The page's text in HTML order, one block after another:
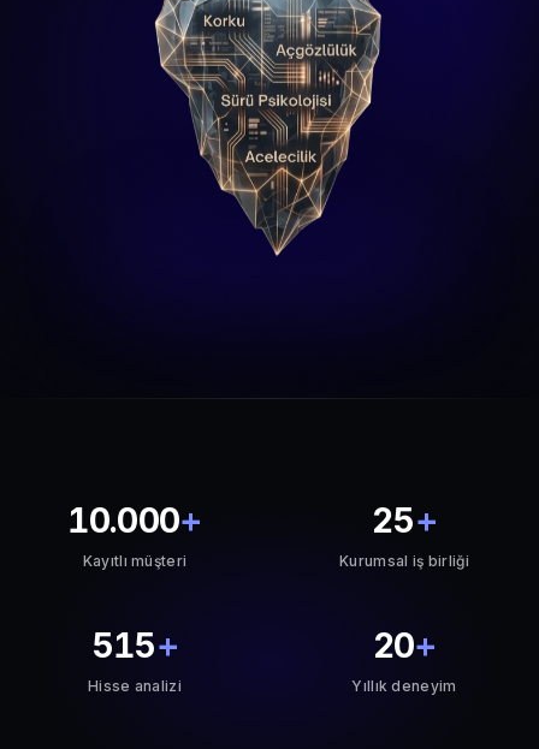
10.000+
Kayıtlı müşteri
25+
Kurumsal iş birliği
515+
Hisse analizi
20+
Yıllık deneyim